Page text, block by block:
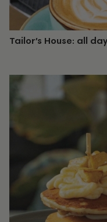
Tailor’s House: all